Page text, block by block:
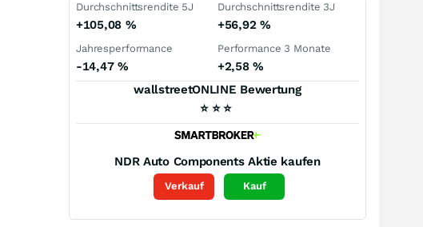
Durchschnittsrendite 5J
+105,08 %
Durchschnittsrendite 3J
+56,92 %
Jahresperformance
-14,47 %
Performance 3 Monate
+2,58%
wallstreetONLINE Bewertung
⭐ ⭐ ⭐
NDR Auto Components Aktie kaufen
Verkauf Kauf